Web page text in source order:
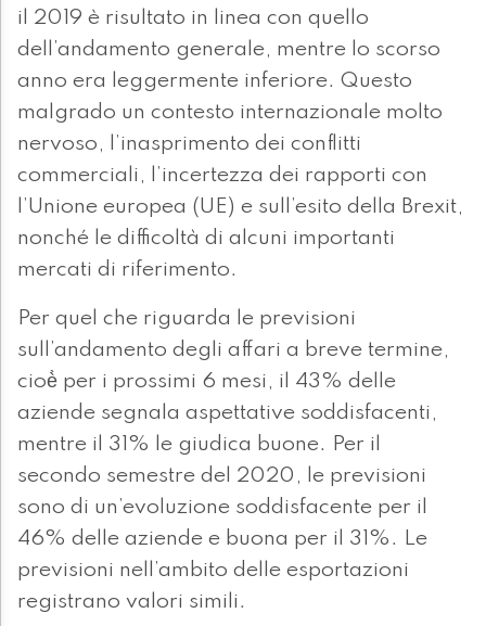
il 2019 è risultato in linea con quello
dell’andamento generale, mentre lo scorso
anno era leggermente inferiore. Questo
malgrado un contesto internazionale molto
nervoso, l’inasprimento dei conflitti
commerciali, l’incertezza dei rapporti con
l’Unione europea (UE) e sull’esito della Brexit,
nonché le difficoltà di alcuni importanti
mercati di riferimento.
Per quel che riguarda le previsioni
sull’andamento degli affari a breve termine,
cioè̀ per i prossimi 6 mesi, il 43% delle
aziende segnala aspettative soddisfacenti,
mentre il 31% le giudica buone. Per il
secondo semestre del 2020, le previsioni
sono di un’evoluzione soddisfacente per il
46% delle aziende e buona per il 31%. Le
previsioni nell’ambito delle esportazioni
registrano valori simili.